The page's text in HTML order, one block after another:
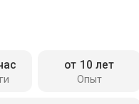
Опыт
от 10 лет